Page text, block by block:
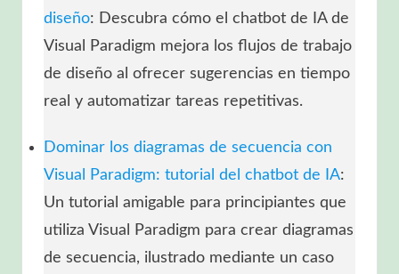
diseño: Descubra cómo el chatbot de IA de
Visual Paradigm mejora los flujos de trabajo
de diseño al ofrecer sugerencias en tiempo
real y automatizar tareas repetitivas.
Dominar los diagramas de secuencia con
Visual Paradigm: tutorial del chatbot de IA:
Un tutorial amigable para principiantes que
utiliza Visual Paradigm para crear diagramas
de secuencia, ilustrado mediante un caso